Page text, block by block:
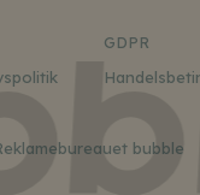
bubble
GDPR